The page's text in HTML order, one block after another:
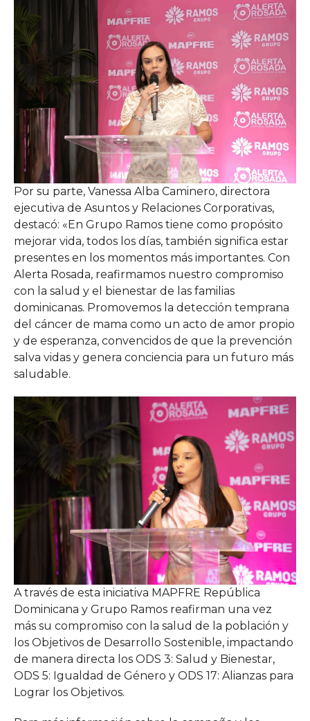
Por su parte, Vanessa Alba Caminero, directora
ejecutiva de Asuntos y Relaciones Corporativas,
destacó: «En Grupo Ramos tiene como propósito
mejorar vida, todos los días, también significa estar
presentes en los momentos más importantes. Con
Alerta Rosada, reafirmamos nuestro compromiso
con la salud y el bienestar de las familias
dominicanas. Promovemos la detección temprana
del cáncer de mama como un acto de amor propio
y de esperanza, convencidos de que la prevención
salva vidas y genera conciencia para un futuro más
saludable.
A través de esta iniciativa MAPFRE República
Dominicana y Grupo Ramos reafirman una vez
más su compromiso con la salud de la población y
los Objetivos de Desarrollo Sostenible, impactando
de manera directa los ODS 3: Salud y Bienestar,
ODS 5: Igualdad de Género y ODS 17: Alianzas para
Lograr los Objetivos.